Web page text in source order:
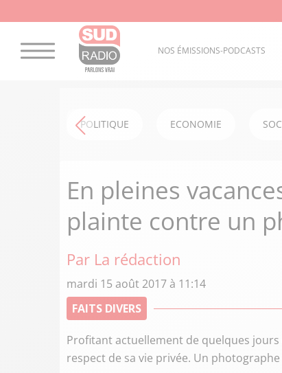
NOS ÉMISSIONS-PODCASTS
POLITIQUE ECONOMIE
En pleines
plainte contre un
Par La rédaction
mardi 15 août 2017 à 11:14
FAITS DIVERS
Profitant actuellement de quelques
respect de sa vie privée. Un